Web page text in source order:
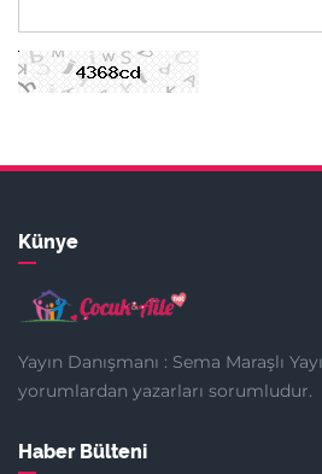
Künye
Yayın Danışmanı : Sema Maraşlı
yorumlardan yazarları sorumludur.
Haber Bülteni